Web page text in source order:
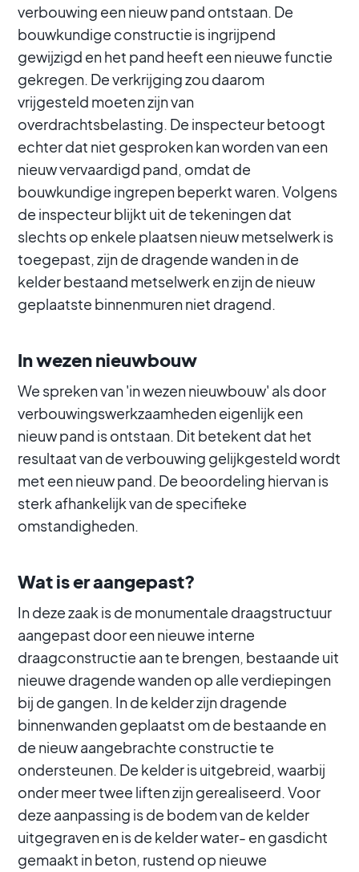
verbouwing een nieuw pand ontstaan. De
bouwkundige constructie is ingrijpend
gewijzigd en het pand heeft een nieuwe functie
gekregen. De verkrijging zou daarom
vrijgesteld moeten zijn van
overdrachtsbelasting. De inspecteur betoogt
echter dat niet gesproken kan worden van een
nieuw vervaardigd pand, omdat de
bouwkundige ingrepen beperkt waren. Volgens
de inspecteur blijkt uit de tekeningen dat
slechts op enkele plaatsen nieuw metselwerk is
toegepast, zijn de dragende wanden in de
kelder bestaand metselwerk en zijn de nieuw
geplaatste binnenmuren niet dragend.
In wezen nieuwbouw
We spreken van 'in wezen nieuwbouw' als door
verbouwingswerkzaamheden eigenlijk een
nieuw pand is ontstaan. Dit betekent dat het
resultaat van de verbouwing gelijkgesteld wordt
met een nieuw pand. De beoordeling hiervan is
sterk afhankelijk van de specifieke
omstandigheden.
Wat is er aangepast?
In deze zaak is de monumentale draagstructuur
aangepast door een nieuwe interne
draagconstructie aan te brengen, bestaande uit
nieuwe dragende wanden op alle verdiepingen
bij de gangen. In de kelder zijn dragende
binnenwanden geplaatst om de bestaande en
de nieuw aangebrachte constructie te
ondersteunen. De kelder is uitgebreid, waarbij
onder meer twee liften zijn gerealiseerd. Voor
deze aanpassing is de bodem van de kelder
uitgegraven en is de kelder water- en gasdicht
gemaakt in beton, rustend op nieuwe